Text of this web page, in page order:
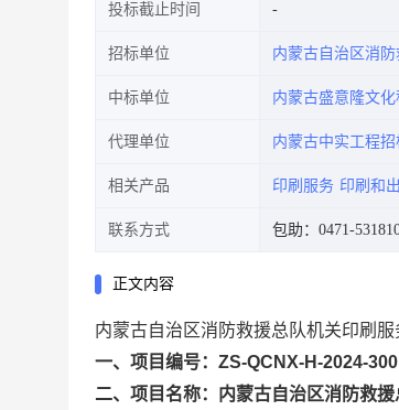
投标截止时间
招标单位 内蒙古自治区消
中标单位 内蒙古盛意隆文
代理单位 内蒙古中实工程
相关产品 印刷服务 印刷和
联系方式 包助：0471-
正文内容
内蒙古自治区消防救援总队机关印刷
一、项目编号：ZS-QCNX-H-2024-
二、项目名称：内蒙古自治区消防救